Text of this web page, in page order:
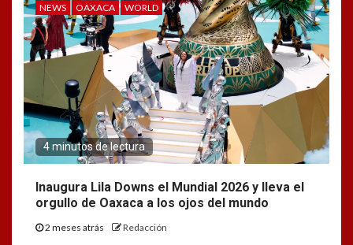
NEWS OAXACA WORLD
4 minutos de lectura
Inaugura Lila Downs el Mundial 2026 y lleva el
orgullo de Oaxaca a los ojos del mundo
2 meses atrás Redacción